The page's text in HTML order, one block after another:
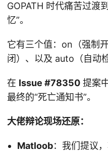
GOPATH 时代痛苦过渡
忆”。
它有三个值：on（强制
闭）、以及 auto（自动
在 Issue #78350 提案
最终的“死亡通知书”。
大佬辩论现场还原：
Matloob：我们提议